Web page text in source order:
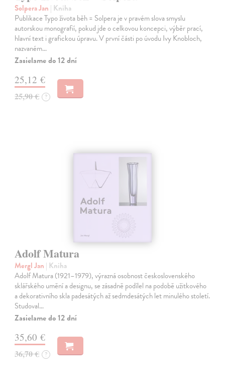
Solpera Jan | Kniha
Publikace Typo života běh = Solpera je v pravém slova smyslu
autorskou monografií, pokud jde o celkovou koncepci, výběr prací,
hlavní text i grafickou úpravu. V první části po úvodu Ivy Knobloch,
nazvaném…
Zasielame do 12 dní
25,12 €
25,90 € ?
Adolf Matura
Mergl Jan | Kniha
Adolf Matura (1921–1979), výrazná osobnost československého
sklářského umění a designu, se zásadně podílel na podobě užitkového
a dekorativního skla padesátých až sedmdesátých let minulého století.
Studoval…
Zasielame do 12 dní
35,60 €
36,70 € ?